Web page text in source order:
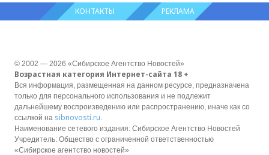
КОНТАКТЫ РЕКЛАМА
© 2002 — 2026 «Сибирское Агентство Новостей»
Возрастная категория Интернет-сайта 18 +
Вся информация, размещенная на данном ресурсе, предназначена
только для персонального использования и не подлежит
дальнейшему воспроизведению или распространению, иначе как со
ссылкой на sibnovosti.ru.
Наименование сетевого издания: Сибирское Агентство Новостей
Учредитель: Общество с ограниченной ответственностью
«Сибирское агентство новостей»